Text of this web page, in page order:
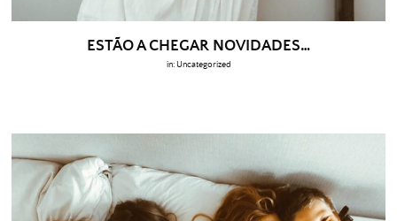
ESTÃO A CHEGAR NOVIDADES…
in: Uncategorized